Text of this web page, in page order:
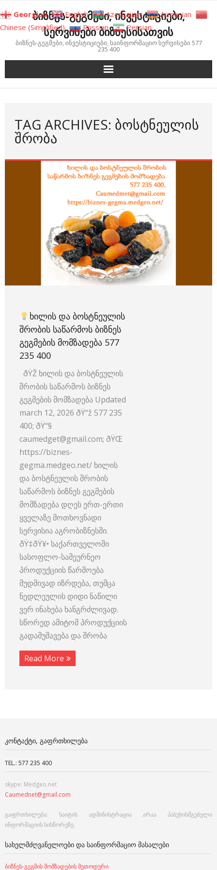
to
content
ბიზნეს-გეგმები, ინვესტიციები,
სერვისები ბიზნესისათვის
ბიზნეს-გეგმები, ინვესტიციები, საინფორმაციო სერვისები 577
235 400
TAG ARCHIVES: ᲑᲝᲡᲢᲜᲔᲣᲚᲘᲡ
ᲨᲠᲝᲑᲐ
ᲮᲘᲚᲘᲡ ᲓᲐ ᲑᲝᲡᲢᲜᲔᲣᲚᲘᲡ
ᲨᲠᲝᲑᲘᲡ ᲡᲐᲬᲐᲠᲛᲝᲡ ᲑᲘᲖᲜᲔᲡ
ᲒᲔᲒᲛᲔᲑᲘᲡ ᲛᲝᲛᲖᲐᲓᲔᲑᲐ 577
235 400
ðŸŽ ხილის და ბოსტნეულის
შრობის საწარმოს ბიზნეს
გეგმების მომზადება Updated
march 12, 2026 ðŸ“ž 577 235
400; ðŸ“§
caumedget@gmail.com; ðŸŒ
https://biznes-
gegma.medgeo.net/ ხილის
და ბოსტნეულის შრობის
საწარმოს ბიზნეს გეგმების
მომზადება დღეს ერთ-ერთი
ყველაზე მოთხოვნადი
სერვისია აგრობიზნესში.
ðŸ‡ðŸ¥• საქართველოში
სასოფლო-სამეურნეო
პროდუქციის წარმოება
მუდმივად იზრდება, თუმცა
ნედლეულის დიდი ნაწილი
ვერ ინახება ხანგრძლივად.
სწორედ ამიტომ პროდუქციის
გადამუშავება და შრობა
Read More
ᲙᲝᲜᲢᲐᲥᲢᲘ, ᲒᲐᲤᲠᲗᲮᲘᲚᲔᲑᲐ
TEL.: 577 235 400
skype: Medgeo.net
Caumednet@gmail.com
გაფრთხილება: საიტის ადმინისტრაცია არაა პასუხისმგებელი
ინფორმაციის სისწორეზე.
ᲡᲐᲮᲔᲚᲛᲫᲦᲕᲐᲜᲔᲚᲝᲔᲑᲘ ᲓᲐ ᲡᲐᲘᲜᲤᲝᲠᲛᲐᲪᲘᲝ ᲛᲐᲡᲐᲚᲔᲑᲘ
ბიზნეს-გეგმის მომზადების მეთოდური
Georgian English Azerbaijani
Armenian
Chinese (Simplified)
Russian Persian